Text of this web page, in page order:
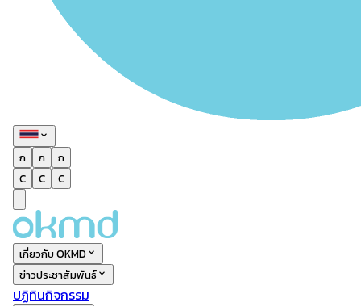
ก ก
ก
C
C C
เกี่ยวกับ OKMD
ข่าวประชาสัมพันธ์
ปฏิทินกิจกรรม